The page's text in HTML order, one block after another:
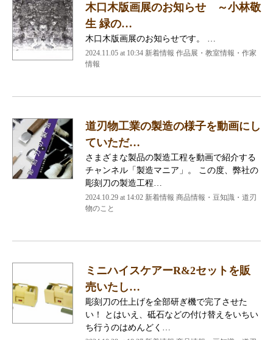
木口木版画展のお知らせ ～小林敬
生 緑の…
木口木版画展のお知らせです。 …
2024.11.05 at 10:34 新着情報 作品展・教室情報・作家
情報
道刃物工業の製造の様子を動画にし
ていただ…
さまざまな製品の製造工程を動画で紹介する
チャンネル「製造マニア」。 この度、弊社の
彫刻刀の製造工程…
2024.10.29 at 14:02 新着情報 商品情報・豆知識・道刃
物のこと
ミニハイスケアーR&2セットを販
売いたし…
彫刻刀の仕上げを全部研ぎ機で完了させた
い！ とはいえ、砥石などの付け替えをいちい
ち行うのはめんどく…